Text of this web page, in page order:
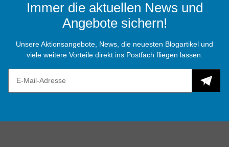
Immer die aktuellen News und
Angebote sichern!
Unsere Aktionsangebote, News, die neuesten Blogartikel und
viele weitere Vorteile direkt ins Postfach fliegen lassen.